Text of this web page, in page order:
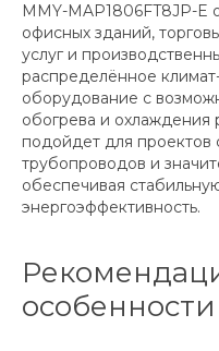
MMY-MAP1806FT8JP-E
офисных зданий,
услуг и
распределённое
оборудование с
обогрева и охлаждения
подойдет для проектов
трубопроводов и
обеспечивая
энергоэффективность.